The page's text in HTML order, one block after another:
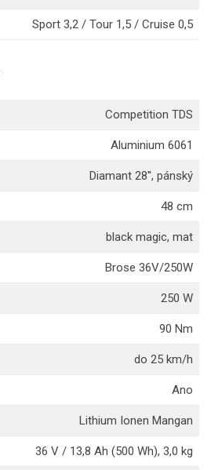
Sport 3,2 / Tour 1,5 / Cruise 0,5
Competition TDS
Aluminium 6061
Diamant 28'', pánský
48 cm
black magic, mat
Brose 36V/250W
250 W
90 Nm
do 25 km/h
Ano
Lithium Ionen Mangan
36 V / 13,8 Ah (500 Wh), 3,0 kg